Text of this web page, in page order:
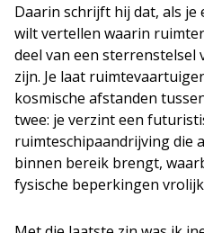
Daarin schrijft hij dat, als je
wilt vertellen waarin
deel van een sterrenstelsel
zijn. Je laat
kosmische afstanden
twee: je verzint een
ruimteschipaandrijving die
binnen bereik brengt,
fysische beperkingen